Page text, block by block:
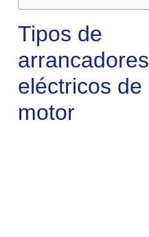
Tipos de
arrancadores
eléctricos de
motor